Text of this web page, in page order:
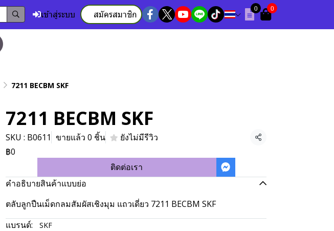
เข้าสู่ระบบ สมัครสมาชิก
0 0
7211 BECBM SKF
7211 BECBM SKF
SKU : B0611 ขายแล้ว 0 ชิ้น ยังไม่มีรีวิว
แชร์
฿0
ติดต่อเรา
คำอธิบายสินค้าแบบย่อ
ตลับลูกปืนเม็ดกลมสัมผัสเชิงมุม แถวเดี่ยว 7211 BECBM SKF
แบรนด์:
SKF